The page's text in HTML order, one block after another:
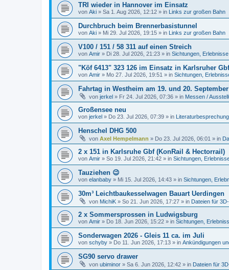
TRI wieder in Hannover im Einsatz
von Aki » Sa 1. Aug 2026, 12:12 » in Links zur großen Bahn
Durchbruch beim Brennerbasistunnel
von Aki » Mi 29. Jul 2026, 19:15 » in Links zur großen Bahn
V100 / 151 / 58 311 auf einen Streich
von Amir » Di 28. Jul 2026, 21:23 » in Sichtungen,
"Köf 6413" 323 126 im Einsatz in Karlsruher Gbf
von Amir » Mo 27. Jul 2026, 19:51 » in Sichtungen,
Fahrtag in Westheim am 19. und 20. September
von jerkel » Fr 24. Jul 2026, 07:36 » in Messen /
Großensee neu
von jerkel » Do 23. Jul 2026, 07:39 » in
Henschel DHG 500
von Axel Hempelmann » Do 23. Jul 2026, 06:01 » in
2 x 151 in Karlsruhe Gbf (KonRail & Hectorrail)
von Amir » So 19. Jul 2026, 21:42 » in Sichtungen,
Tauziehen 😉
von elanbaby » Mi 15. Jul 2026, 14:43 » in Sichtungen,
30m³ Leichtbaukesselwagen Bauart Uerdingen
von MichiK » So 21. Jun 2026, 17:27 » in Dateien für
2 x Sommersprossen in Ludwigsburg
von Amir » Do 18. Jun 2026, 15:22 » in Sichtungen,
Sonderwagen 2026 - Gleis 11 ca. im Juli
von schyby » Do 11. Jun 2026, 17:13 » in Ankündigungen
SG90 servo drawer
von ubiminor » Sa 6. Jun 2026, 12:42 » in Dateien für